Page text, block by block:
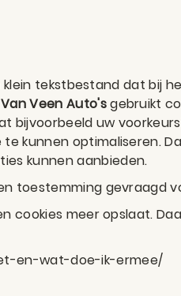
tekstbestand dat bij
Van Veen Auto'sgebruikt
bijvoorbeeld uw
kunnen optimaliseren.
kunnen aanbieden.
toestemming gevraagd
cookies meer opslaat.
en-wat-doe-ik-ermee/